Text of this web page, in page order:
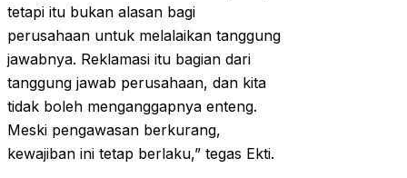
tetapi itu bukan alasan bagi
perusahaan untuk melalaikan tanggung
jawabnya. Reklamasi itu bagian dari
tanggung jawab perusahaan, dan kita
tidak boleh menganggapnya enteng.
Meski pengawasan berkurang,
kewajiban ini tetap berlaku,” tegas Ekti.